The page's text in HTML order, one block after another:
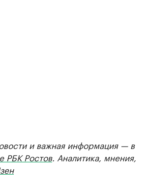
и важная информация — в
РБК Ростов. Аналитика, мнения,